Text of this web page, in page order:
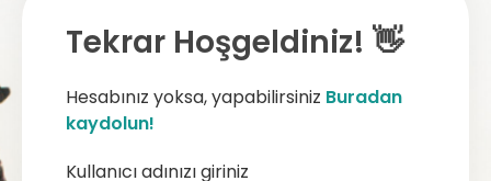
Tekrar Hoşgeldiniz! 👋
Hesabınız yoksa, yapabilirsiniz Buradan
kaydolun!
Kullanıcı adınızı giriniz